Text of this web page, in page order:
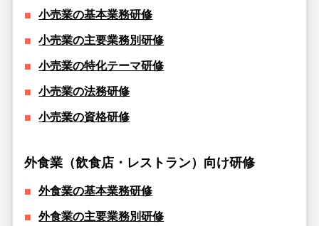
小売業の基本業務研修
小売業の主要業務別研修
小売業の特化テーマ研修
小売業の法務研修
小売業の資格研修
外食業（飲食店・レストラン）向け研修
外食業の基本業務研修
外食業の主要業務別研修